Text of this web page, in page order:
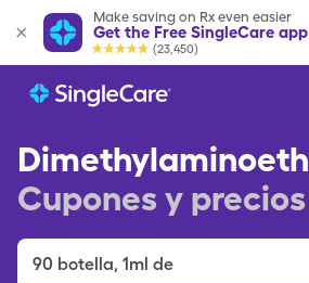
Make saving on Rx even easier
Get the Free SingleCare app
(23,450)
Cupones y precios
90 botella, 1ml de